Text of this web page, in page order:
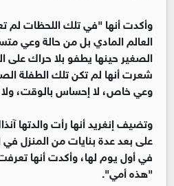
وأكدت أنها "في تلك اللحظات لم
العالم المادي بل من حالة وعي
الصغير حينها يطفو بلا حراك على
شعرت أنها لم تكن تلك الطفلة
وعي خاص، لا إحساس بالوقت، ولا
وتضيف إنغريد أنها رأت والدتها
على بعد عدة بنايات من المنزل في
في أول يوم لها، وأكدت أنها
"هذه أمي".